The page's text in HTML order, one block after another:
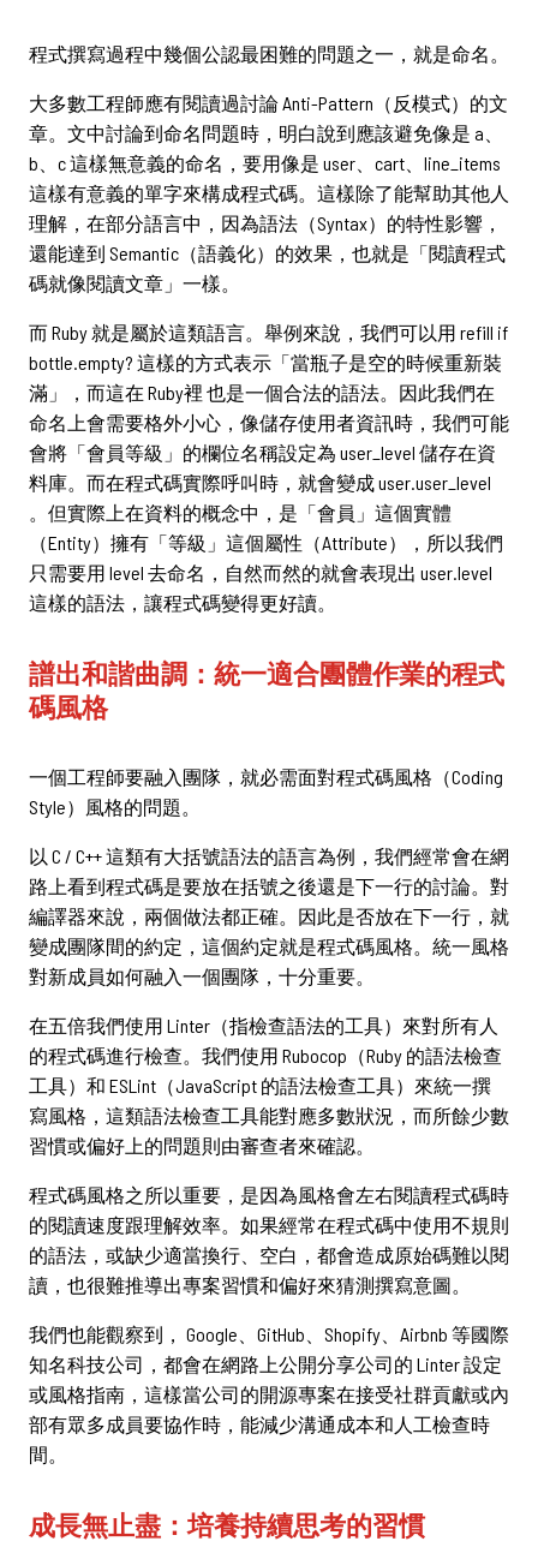
程式撰寫過程中幾個公認最困難的問題之一，就是命名。
大多數工程師應有閱讀過討論 Anti-Pattern（反模式）的文
章。文中討論到命名問題時，明白說到應該避免像是 a、
b、c 這樣無意義的命名，要用像是 user、cart、line_items
這樣有意義的單字來構成程式碼。這樣除了能幫助其他人
理解，在部分語言中，因為語法（Syntax）的特性影響，
還能達到 Semantic（語義化）的效果，也就是「閱讀程式
碼就像閱讀文章」一樣。
而 Ruby 就是屬於這類語言。舉例來說，我們可以用 refill if
bottle.empty? 這樣的方式表示「當瓶子是空的時候重新裝
滿」，而這在 Ruby裡 也是一個合法的語法。因此我們在
命名上會需要格外小心，像儲存使用者資訊時，我們可能
會將「會員等級」的欄位名稱設定為 user_level 儲存在資
料庫。而在程式碼實際呼叫時，就會變成 user.user_level
。但實際上在資料的概念中，是「會員」這個實體
（Entity）擁有「等級」這個屬性（Attribute），所以我們
只需要用 level 去命名，自然而然的就會表現出 user.level
這樣的語法，讓程式碼變得更好讀。
譜出和諧曲調：統一適合團體作業的程式
碼風格
一個工程師要融入團隊，就必需面對程式碼風格（Coding
Style）風格的問題。
以 C / C++ 這類有大括號語法的語言為例，我們經常會在網
路上看到程式碼是要放在括號之後還是下一行的討論。對
編譯器來說，兩個做法都正確。因此是否放在下一行，就
變成團隊間的約定，這個約定就是程式碼風格。統一風格
對新成員如何融入一個團隊，十分重要。
在五倍我們使用 Linter（指檢查語法的工具）來對所有人
的程式碼進行檢查。我們使用 Rubocop（Ruby 的語法檢查
工具）和 ESLint（JavaScript 的語法檢查工具）來統一撰
寫風格，這類語法檢查工具能對應多數狀況，而所餘少數
習慣或偏好上的問題則由審查者來確認。
程式碼風格之所以重要，是因為風格會左右閱讀程式碼時
的閱讀速度跟理解效率。如果經常在程式碼中使用不規則
的語法，或缺少適當換行、空白，都會造成原始碼難以閱
讀，也很難推導出專案習慣和偏好來猜測撰寫意圖。
我們也能觀察到， Google、GitHub、Shopify、Airbnb 等國際
知名科技公司，都會在網路上公開分享公司的 Linter 設定
或風格指南，這樣當公司的開源專案在接受社群貢獻或內
部有眾多成員要協作時，能減少溝通成本和人工檢查時
間。
成長無止盡：培養持續思考的習慣